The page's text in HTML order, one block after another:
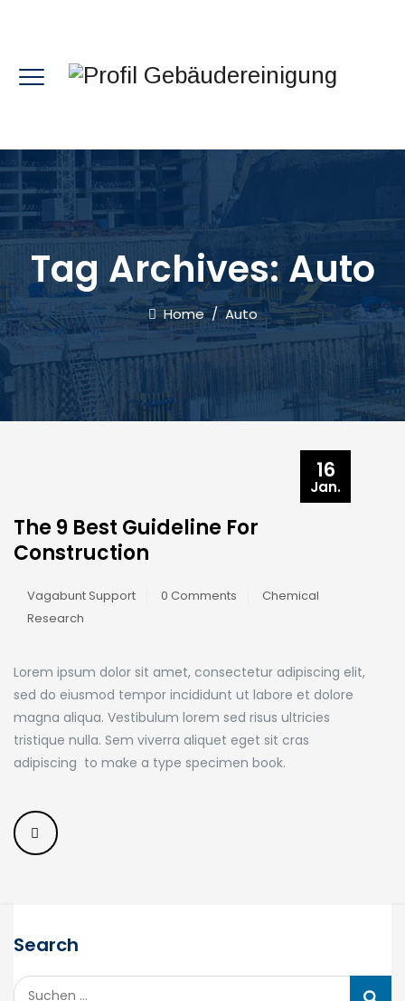
Tag Archives:Auto
Home/Auto
16
Jan.
The 9 Best Guideline For
Construction
Vagabunt Support 0 Comments
Chemical
Research
Lorem ipsum dolor sit amet, consectetur adipiscing elit,
sed do eiusmod tempor incididunt ut labore et dolore
magna aliqua. Vestibulum lorem sed risus ultricies
tristique nulla. Sem viverra aliquet eget sit cras
adipiscing to make a type specimen book.
Search
Suchen